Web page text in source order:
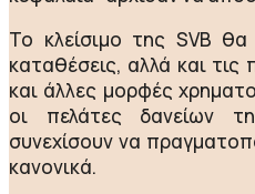
Το κλείσιμο της SVB
καταθέσεις, αλλά και τις
και άλλες μορφές
οι πελάτες δανείων
συνεχίσουν να
κανονικά.